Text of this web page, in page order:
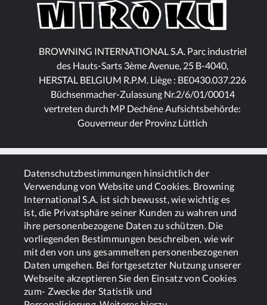
Datenschutzbestimmungen hinsichtlich der
Verwendung von Website und Cookies. Browning
International S.A. ist sich bewusst, wie wichtig es
ist, die Privatsphäre seiner Kunden zu wahren und
ihre personenbezogene Daten zu schützen. Die
vorliegenden Bestimmungen beschreiben, wie wir
mit den von uns gesammelten personenbezogenen
Daten umgehen. Bei fortgesetzter Nutzung unserer
Webseite akzeptieren Sie den Einsatz von Cookies
zum- Zwecke der Statistik und
BROWNING INTERNATIONAL S.A. Parc industriel
des Hauts-Sarts 3ème Avenue, 25 B-4040,
HERSTAL BELGIUM R.P.M. Liège : BE0430.037.226
Büchsenmacher-Zulassung Nr.2/6/01/00014
vertreten durch MP Dechêne Aufsichtsbehörde:
Gouverneur der Provinz Lüttich
ALLGEMEINES
DIENSTLEISTUNGEN
CookiesPolitik zum Datenschutz